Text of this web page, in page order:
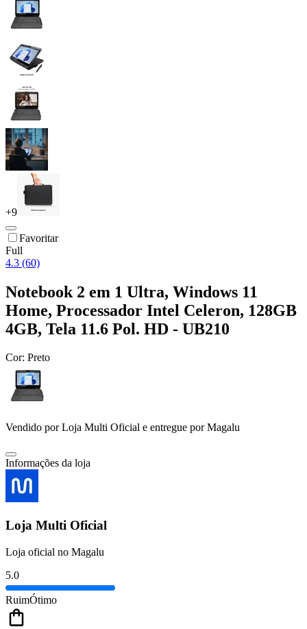
+9
Favoritar
Full
4.3 (60)
Notebook 2 em 1 Ultra, Windows 11
Home, Processador Intel Celeron, 128GB
4GB, Tela 11.6 Pol. HD - UB210
Cor: Preto
Vendido porLoja Multi Oficial e entregue por Magalu
Informações da loja
Loja Multi Oficial
Loja oficial no Magalu
5.0
RuimÓtimo